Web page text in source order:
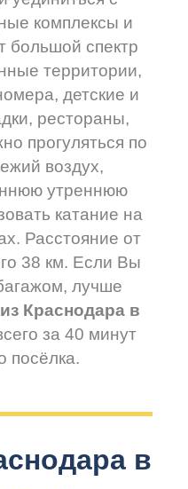
комплексы и
большой спектр
территории,
детские и
рестораны,
прогуляться по
воздух,
утреннюю
катание на
Расстояние от
38 км. Если Вы
лучше
Краснодара в
за 40 минут
посёлка.
в